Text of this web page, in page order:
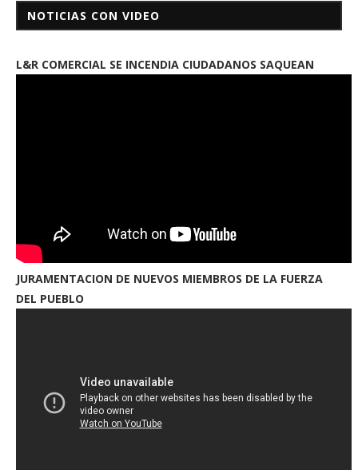
NOTICIAS CON VIDEO
L&R COMERCIAL SE INCENDIA CIUDADANOS SAQUEAN
JURAMENTACION DE NUEVOS MIEMBROS DE LA FUERZA
DEL PUEBLO